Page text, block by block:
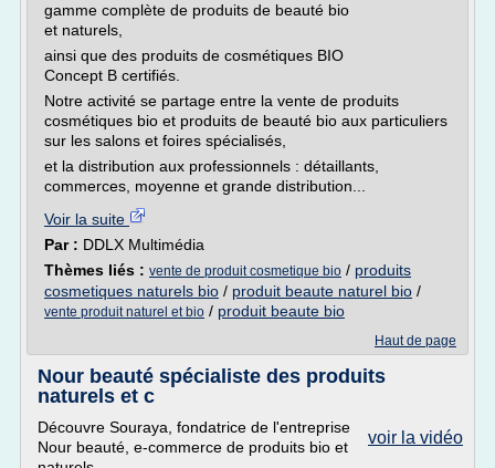
gamme complète de produits de beauté bio
et naturels,
ainsi que des produits de cosmétiques BIO
Concept B certifiés.
Notre activité se partage entre la vente de produits
cosmétiques bio et produits de beauté bio aux particuliers
sur les salons et foires spécialisés,
et la distribution aux professionnels : détaillants,
commerces, moyenne et grande distribution...
Voir la suite
Par : DDLX Multimédia
Thèmes liés : vente de produit cosmetique bio / produits
cosmetiques naturels bio / produit beaute naturel bio /
vente produit naturel et bio / produit beaute bio
Haut de page
Nour beauté spécialiste des produits
naturels et c
voir la vidéo
Découvre Souraya, fondatrice de l'entreprise
Nour beauté, e-commerce de produits bio et